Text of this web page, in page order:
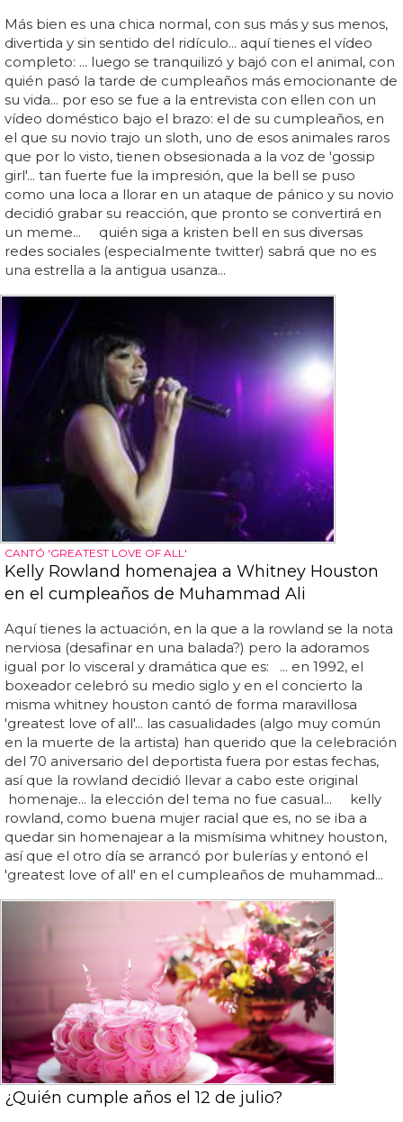
Más bien es una chica normal, con sus más y sus menos,
divertida y sin sentido del ridículo... aquí tienes el vídeo
completo: ... luego se tranquilizó y bajó con el animal, con
quién pasó la tarde de cumpleaños más emocionante de
su vida... por eso se fue a la entrevista con ellen con un
vídeo doméstico bajo el brazo: el de su cumpleaños, en
el que su novio trajo un sloth, uno de esos animales raros
que por lo visto, tienen obsesionada a la voz de 'gossip
girl'... tan fuerte fue la impresión, que la bell se puso
como una loca a llorar en un ataque de pánico y su novio
decidió grabar su reacción, que pronto se convertirá en
un meme... quién siga a kristen bell en sus diversas
redes sociales (especialmente twitter) sabrá que no es
una estrella a la antigua usanza...
CANTÓ 'GREATEST LOVE OF ALL'
Kelly Rowland homenajea a Whitney Houston
en el cumpleaños de Muhammad Ali
Aquí tienes la actuación, en la que a la rowland se la nota
nerviosa (desafinar en una balada?) pero la adoramos
igual por lo visceral y dramática que es: ... en 1992, el
boxeador celebró su medio siglo y en el concierto la
misma whitney houston cantó de forma maravillosa
'greatest love of all'... las casualidades (algo muy común
en la muerte de la artista) han querido que la celebración
del 70 aniversario del deportista fuera por estas fechas,
así que la rowland decidió llevar a cabo este original
homenaje... la elección del tema no fue casual... kelly
rowland, como buena mujer racial que es, no se iba a
quedar sin homenajear a la mismísima whitney houston,
así que el otro día se arrancó por bulerías y entonó el
'greatest love of all' en el cumpleaños de muhammad...
¿Quién cumple años el 12 de julio?